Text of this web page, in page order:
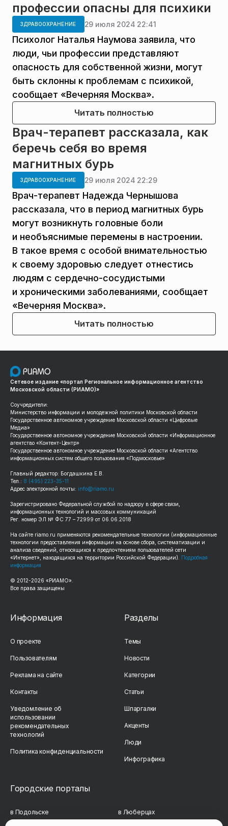
профессии опасны для психики
ЗДРАВООХРАНЕНИЕ 29 июля 2024 22:41
Психолог Наталья Наумова заявила, что
люди, чьи профессии представляют
опасность для собственной жизни, могут
быть склонны к проблемам с психикой,
сообщает «Вечерняя Москва».
Читать полностью
Врач-терапевт рассказала, как
беречь себя во время
магнитных бурь
ЗДРАВООХРАНЕНИЕ 29 июля 2024 22:29
Врач-терапевт Надежда Чернышова
рассказала, что в период магнитных бурь
могут возникнуть головные боли
и необъяснимые перемены в настроении.
В такое время с особой внимательностью
к своему здоровью следует отнестись
людям с сердечно-сосудистыми
и хроническими заболеваниями, сообщает
«Вечерняя Москва».
Читать полностью
Сетевое издание «портал Региональное информационное агентство
Московской области (РИАМО)»
Соучредители:
Министерство информации и молодежной политики Московской области
Государственное автономное учреждение Московской области «Цифровые
Медиа»
Государственное автономное учреждение Московской области «Информационное
агентство «Контент-Центр»
Государственное автономное учреждение Московской области «Агентство
информационных систем общего пользования «Подмосковье»
Главный редактор: Богдашкина Е.В.
Тел.: 8 (495) 223-35-11
Адрес электронной почты: info@riamo.ru
Зарегистрировано Федеральной службой по надзору в сфере связи,
информационных технологий и массовых коммуникаций
Рег. номер ЭЛ № ФС 77 – 72999 от 06.06.2018
На сайте riamo.ru применяются рекомендательные технологии (информационные
технологии предоставления информации на основе сбора, систематизации и
анализа сведений, относящихся к предпочтениям пользователей сети
«Интернет», находящихся на территории Российской Федерации).
Подробная
информация
© 2012-2026 «РИАМО».
Все права защищены
Информация
О проекте
Пользователям
Реклама на сайте
Контакты
Уведомление об
использовании
рекомендательных
технологий
Политика конфиденциальности
Разделы
Темы
Новости
Категории
Статьи
Шпаргалки
Акценты
Люди
Инфографика
Городские порталы
в Подольске в Люберцах